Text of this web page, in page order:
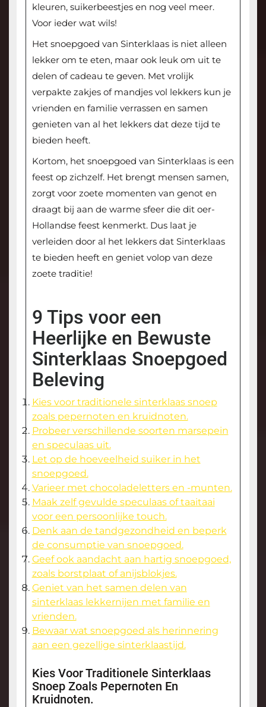
kleuren, suikerbeestjes en nog veel meer.
Voor ieder wat wils!
Het snoepgoed van Sinterklaas is niet alleen
lekker om te eten, maar ook leuk om uit te
delen of cadeau te geven. Met vrolijk
verpakte zakjes of mandjes vol lekkers kun je
vrienden en familie verrassen en samen
genieten van al het lekkers dat deze tijd te
bieden heeft.
Kortom, het snoepgoed van Sinterklaas is een
feest op zichzelf. Het brengt mensen samen,
zorgt voor zoete momenten van genot en
draagt bij aan de warme sfeer die dit oer-
Hollandse feest kenmerkt. Dus laat je
verleiden door al het lekkers dat Sinterklaas
te bieden heeft en geniet volop van deze
zoete traditie!
9 Tips voor een
Heerlijke en Bewuste
Sinterklaas Snoepgoed
Beleving
Kies voor traditionele sinterklaas snoep
zoals pepernoten en kruidnoten.
Probeer verschillende soorten marsepein
en speculaas uit.
Let op de hoeveelheid suiker in het
snoepgoed.
Varieer met chocoladeletters en -munten.
Maak zelf gevulde speculaas of taaitaai
voor een persoonlijke touch.
Denk aan de tandgezondheid en beperk
de consumptie van snoepgoed.
Geef ook aandacht aan hartig snoepgoed,
zoals borstplaat of anijsblokjes.
Geniet van het samen delen van
sinterklaas lekkernijen met familie en
vrienden.
Bewaar wat snoepgoed als herinnering
aan een gezellige sinterklaastijd.
Kies Voor Traditionele Sinterklaas
Snoep Zoals Pepernoten En
Kruidnoten.